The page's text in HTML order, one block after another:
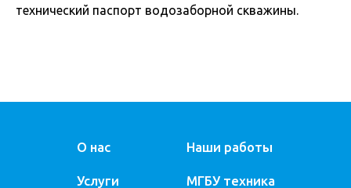
технический паспорт водозаборной скважины.